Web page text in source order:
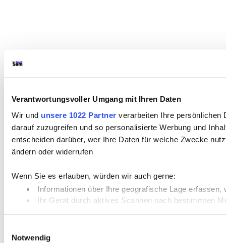
Verantwortungsvoller Umgang mit Ihren Daten
Wir und unsere 1022 Partner verarbeiten Ihre persönlichen
darauf zuzugreifen und so personalisierte Werbung und
entscheiden darüber, wer Ihre Daten für welche Zwecke
ändern oder widerrufen
Wenn Sie es erlauben, würden wir auch gerne:
Informationen über Ihre geografische Lage
Ihr Gerät durch aktives Scannen nach bestimmten
Erfahren Sie mehr darüber, wie Ihre persönlichen Daten
Wir verwenden Cookies, um Inhalte und Anzeigen zu
Notwendig